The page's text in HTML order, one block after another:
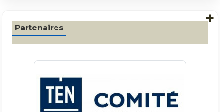
Partenaires +